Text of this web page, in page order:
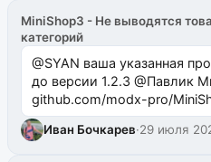
MiniShop3 - Не выводятся
категорий
@SYAN ваша указанная
до версии 1.2.3 @Павлик
github.com/modx-pro/
github.com/modx-pro/
в б...
Иван Бочкарев·29 июля